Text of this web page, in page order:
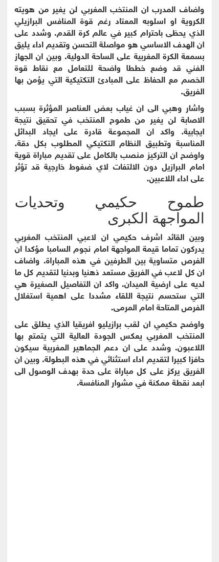
واضاف المدرب ان المنتخب المغربي لن يغير من هويته
الكروية او اسلوبه المعتاد رغم قوة المنافس البرازيلي
الذي يحظى باحترام كبير في عالم كرة القدم. وشدد على
ان الهدف الاساسي هو مواصلة التحسن وتقديم اداء يليق
بسمعة الكرة المغربية على الساحة الدولية. وبين ان الجهاز
الفني قد وضع خططا واضحة للتعامل مع نقاط قوة
الخصم مع الحفاظ على المبادئ التكتيكية التي يؤمن بها
الفريق.
واشار وهبي الى ان غياب بعض العناصر المؤثرة بسبب
الاصابة لن يغير من طموح المنتخب في تحقيق نتيجة
ايجابية. واكد ان المجموعة قادرة على ايجاد البدائل
المناسبة وتطبيق النظام التكتيكي المطلوب بكل دقة.
واوضح ان التركيز منصب بالكامل على تقديم مباراة قوية
امام البرازيل دون الالتفات لاي ضغوط خارجية قد تؤثر
على اداء اللاعبين.
طموح حكيمي وتحديات
المواجهة الكبرى
وبين القائد اشرف حكيمي ان لاعبي المنتخب المغربي
يدركون تماما قيمة المواجهة امام نجوم السامبا مؤكدا ان
الفرص متساوية بين الطرفين في هذه المباراة. واضاف
ان كل لاعب في الفريق مستعد ذهنيا وبدنيا لتقديم كل ما
لديه على ارضية الميدان. واكد ان التفاصيل الصغيرة هي
التي ستحسم نتيجة اللقاء مشددا على اهمية استغلال
الفرص المتاحة امام المرمى.
واوضح حكيمي ان لقب برازيليو افريقيا الذي يطلق على
المنتخب المغربي يعكس الجودة العالية التي يتمتع بها
اللاعبون. وشدد على ان دعم الجماهير المغربية سيكون
حافزا كبيرا لتقديم اداء استثنائي في هذه البطولة. وبين ان
الفريق يركز على كل مباراة على حدة بهدف الوصول الى
ابعد نقطة ممكنة في مشوار المنافسة.